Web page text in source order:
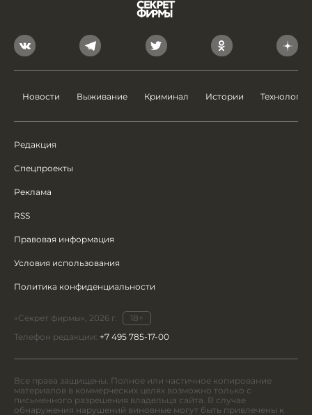
Новости Выживание Криминал Истории Технологии
Редакция
Спецпроекты
Реклама
RSS
Правовая информация
Условия использования
Политика конфиденциальности
«Секрет фирмы», 2026 г.
18+
Телефон редакции: +7 495 785-17-00
Все права защищены. Полное или частичное копирование
материалов в коммерческих целях возможно только с
письменного разрешения владельца сайта. В случае
обнаружения нарушений виновные могут быть привлечены к